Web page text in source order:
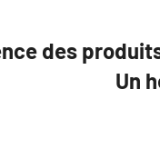
des
Un